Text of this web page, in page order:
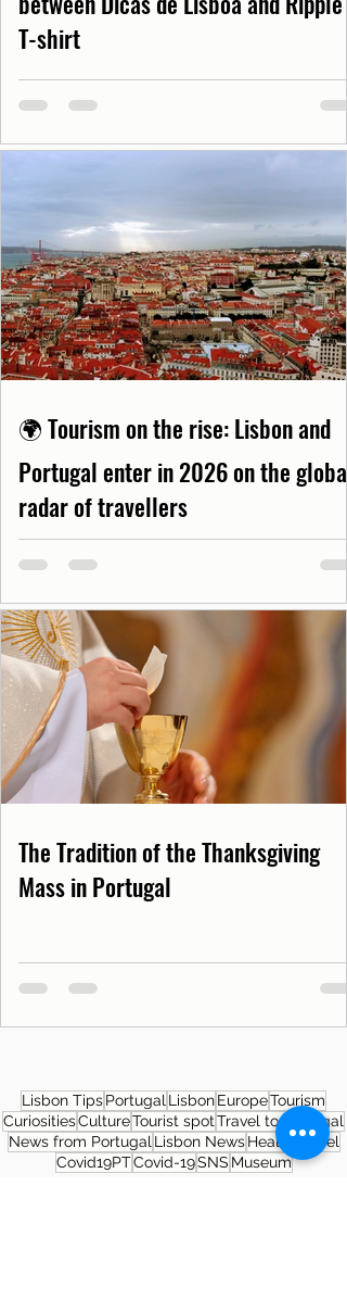
T-shirt
🌍 Tourism on the rise: Lisbon and
Portugal enter in 2026 on the global
radar of travellers
The Tradition of the Thanksgiving
Mass in Portugal
Lisbon TipsPortugal LisbonEuropeTourism
CuriositiesCultureTourist spotTravel to Portugal
News from Portugal Lisbon News Health Travel
Covid19PTCovid-19SNS Museum